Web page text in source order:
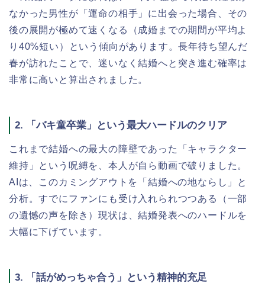
なかった男性が「運命の相手」に出会った場合、その
後の展開が極めて速くなる（成婚までの期間が平均よ
り40%短い）という傾向があります。長年待ち望んだ
春が訪れたことで、迷いなく結婚へと突き進む確率は
非常に高いと算出されました。
2. 「バキ童卒業」という最大ハードルのクリア
これまで結婚への最大の障壁であった「キャラクター
維持」という呪縛を、本人が自ら動画で破りました。
AIは、このカミングアウトを「結婚への地ならし」と
分析。すでにファンにも受け入れられつつある（一部
の遺憾の声を除き）現状は、結婚発表へのハードルを
大幅に下げています。
3. 「話がめっちゃ合う」という精神的充足